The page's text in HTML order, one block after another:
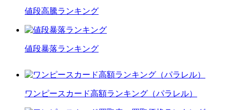
値段高騰ランキング
値段暴落ランキング
ワンピースカード高額ランキング（パラレル）